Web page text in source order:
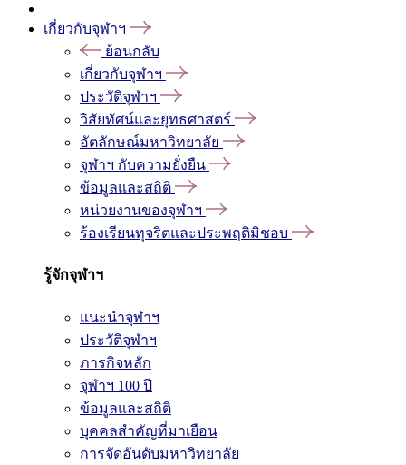
เกี่ยวกับจุฬาฯ
ย้อนกลับ
เกี่ยวกับจุฬาฯ
ประวัติจุฬาฯ
วิสัยทัศน์และยุทธศาสตร์
อัตลักษณ์มหาวิทยาลัย
จุฬาฯ กับความยั่งยืน
ข้อมูลและสถิติ
หน่วยงานของจุฬาฯ
ร้องเรียนทุจริตและประพฤติมิชอบ
รู้จักจุฬาฯ
แนะนำจุฬาฯ
ประวัติจุฬาฯ
ภารกิจหลัก
จุฬาฯ 100 ปี
ข้อมูลและสถิติ
บุคคลสำคัญที่มาเยือน
การจัดอันดับมหาวิทยาลัย